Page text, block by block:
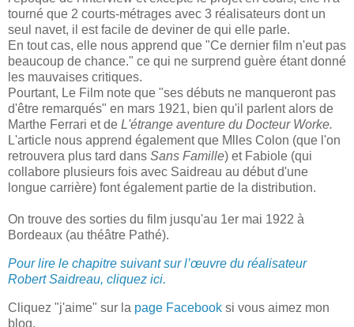
tourné que 2 courts-métrages avec 3 réalisateurs dont un
seul navet, il est facile de deviner de qui elle parle.
En tout cas, elle nous apprend que "Ce dernier film n'eut pas
beaucoup de chance." ce qui ne surprend guère étant donné
les mauvaises critiques.
Pourtant, Le Film note que "ses débuts ne manqueront pas
d'être remarqués" en mars 1921, bien qu'il parlent alors de
Marthe Ferrari et de L'étrange aventure du Docteur Worke.
L'article nous apprend également que Mlles Colon (que l'on
retrouvera plus tard dans Sans Famille) et Fabiole (qui
collabore plusieurs fois avec Saidreau au début d'une
longue carrière) font également partie de la distribution.
On trouve des sorties du film jusqu'au 1er mai 1922 à
Bordeaux (au théâtre Pathé).
Pour lire le chapitre suivant sur l’œuvre du réalisateur
Robert Saidreau, cliquez ici.
Cliquez "j'aime" sur la page Facebook si vous aimez mon
blog.